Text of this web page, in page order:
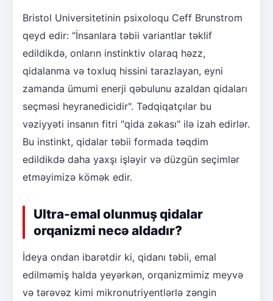
Bristol Universitetinin psixoloqu Ceff Brunstrom
qeyd edir: "İnsanlara təbii variantlar təklif
edildikdə, onların instinktiv olaraq həzz,
qidalanma və toxluq hissini tarazlayan, eyni
zamanda ümumi enerji qəbulunu azaldan qidaları
seçməsi heyranedicidir". Tədqiqatçılar bu
vəziyyəti insanın fitri "qida zəkası" ilə izah edirlər.
Bu instinkt, qidalar təbii formada təqdim
edildikdə daha yaxşı işləyir və düzgün seçimlər
etməyimizə kömək edir.
Ultra-emal olunmuş qidalar
orqanizmi necə aldadır?
İdeya ondan ibarətdir ki, qidanı təbii, emal
edilməmiş halda yeyərkən, orqanizmimiz meyvə
və tərəvəz kimi mikronutriyentlərlə zəngin